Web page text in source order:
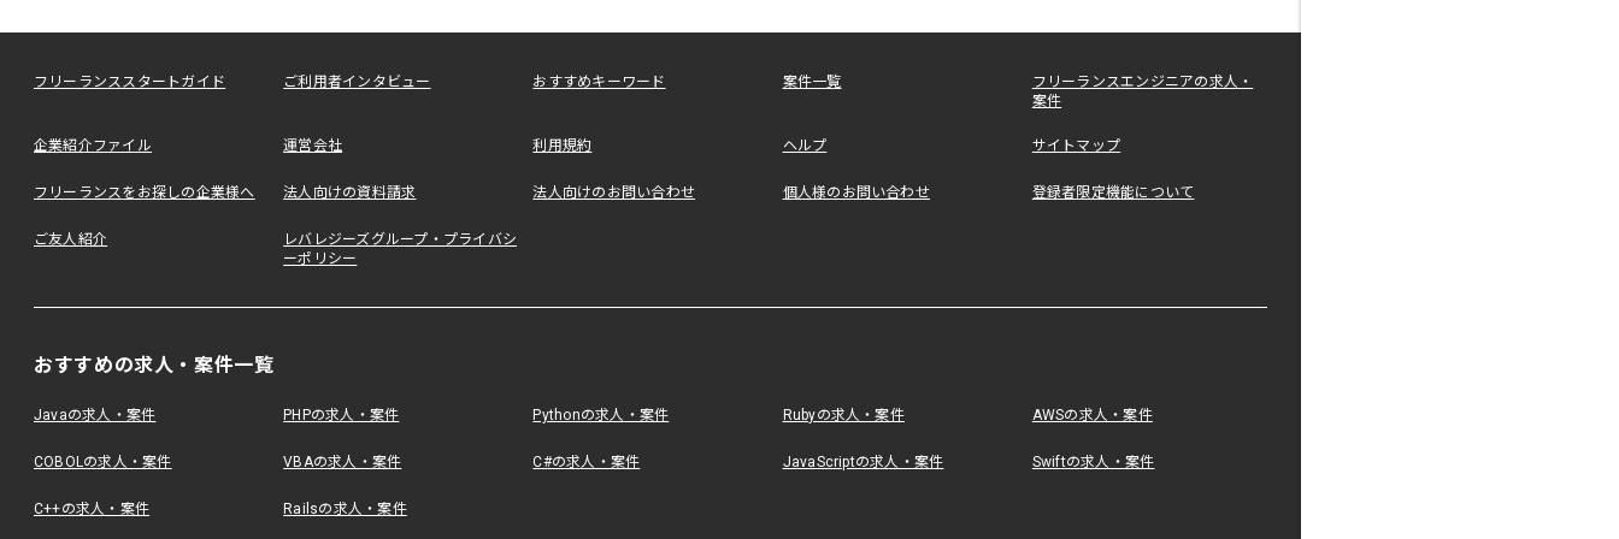
フリーランススタートガイド ご利用者インタビュー おすすめキーワード 案件一覧
フリーランスエンジニアの求人・
案件
企業紹介ファイル 運営会社 利用規約 ヘルプ サイトマップ
フリーランスをお探しの企業様へ 法人向けの資料請求 法人向けのお問い合わせ 個人様のお問い合わせ 登録者限定機能について
ご友人紹介
レバレジーズグループ・プライバシ
ーポリシー
おすすめの求人・案件一覧
Javaの求人・案件 PHPの求人・案件 Pythonの求人・案件 Rubyの求人・案件 AWSの求人・案件
COBOLの求人・案件 VBAの求人・案件 C#の求人・案件 JavaScriptの求人・案件 Swiftの求人・案件
C++の求人・案件 Railsの求人・案件